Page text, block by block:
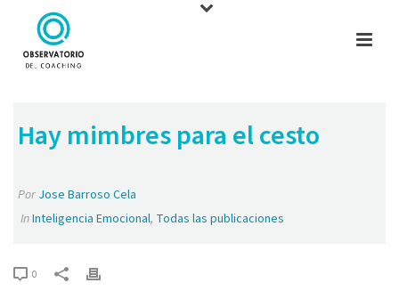
Hay mimbres para el cesto
Por Jose Barroso Cela
InInteligencia Emocional, Todas las publicaciones
0